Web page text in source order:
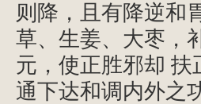
则降，且有降逆和
草、生姜、大枣，
元，使正胜邪却 扶
通下达和调内外之